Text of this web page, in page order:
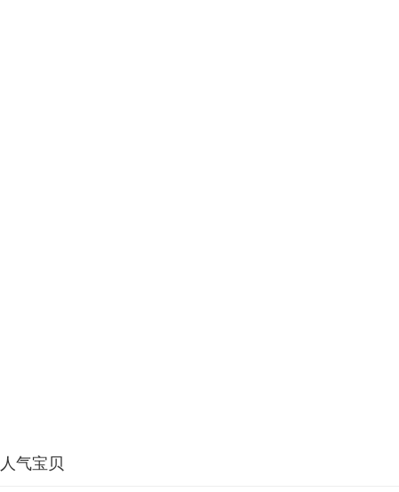
人气宝贝